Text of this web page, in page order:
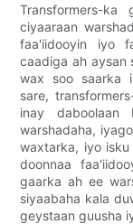
Transformers-
ciyaaraan
faa'iidooyin iyo
caadiga ah aysan
wax soo saarka
sare,
inay daboolaan
warshadaha,
waxtarka, iyo isku
doonnaa
gaarka ah ee
siyaabaha kala
geystaan ​​guusha